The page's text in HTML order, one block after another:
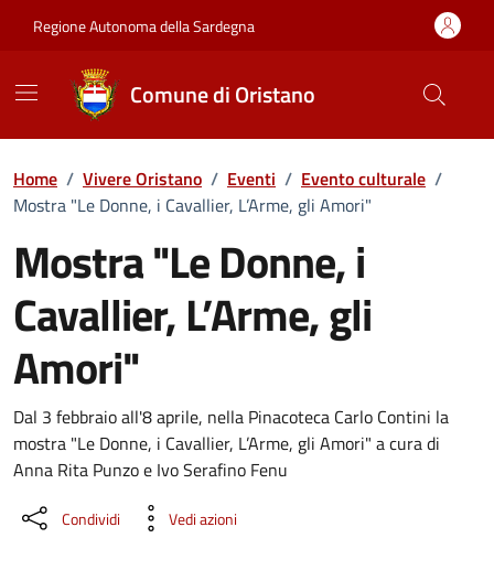
Regione Autonoma della Sardegna
Comune di Oristano
Home / Vivere Oristano / Eventi / Evento culturale /
Mostra "Le Donne, i Cavallier, L’Arme, gli Amori"
Mostra "Le Donne, i
Cavallier, L’Arme, gli
Amori"
Dettaglio dell'evento
Dal 3 febbraio all'8 aprile, nella Pinacoteca Carlo Contini la
mostra "Le Donne, i Cavallier, L’Arme, gli Amori" a cura di
Anna Rita Punzo e Ivo Serafino Fenu
Condividi Vedi azioni